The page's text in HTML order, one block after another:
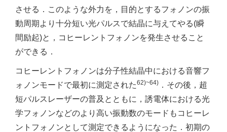
させる．このような外力を，目的とするフォノンの振
動周期より十分短い光パルスで結晶に与えてやる(瞬
間励起)と，コヒーレントフォノンを発生させること
ができる．
コヒーレントフォノンは分子性結晶中における音響フ
ォノンモードで最初に測定された62)~64) ．その後，超
短パルスレーザーの普及とともに，誘電体における光
学フォノンなどのより高い振動数のモードもコヒーレ
ントフォノンとして測定できるようになった．初期の